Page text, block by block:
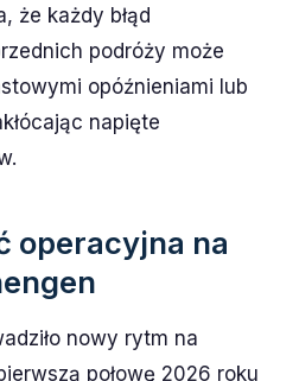
że każdy błąd
podróży może
opóźnieniami lub
napięte
operacyjna na
nowy rytm na
połowę 2026 roku